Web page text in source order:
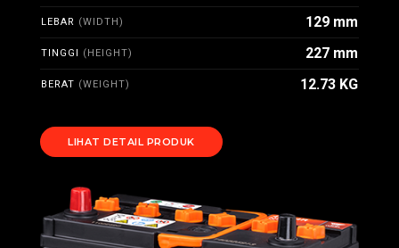
LEBAR (WIDTH) 129 mm
TINGGI (HEIGHT) 227 mm
BERAT (WEIGHT) 12.73 KG
LIHAT DETAIL PRODUK